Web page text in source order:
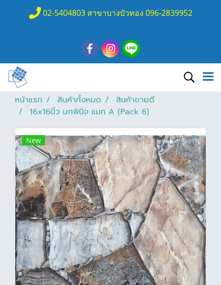
02-5404803 สาขาบางบัวทอง 096-2839952
หน้าแรก สินค้าทั้งหมด
สินค้าขายดี
16x16นิ้ว นกพินิจ แมท A (Pack 6)
New